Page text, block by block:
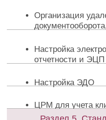
Подписание документов
Оплата
Практические занятия